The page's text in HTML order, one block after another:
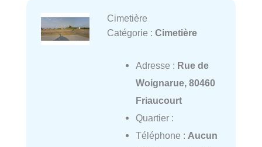
Cimetière
Catégorie : Cimetière
Adresse : Rue de
Woignarue, 80460
Friaucourt
Quartier :
Téléphone : Aucun